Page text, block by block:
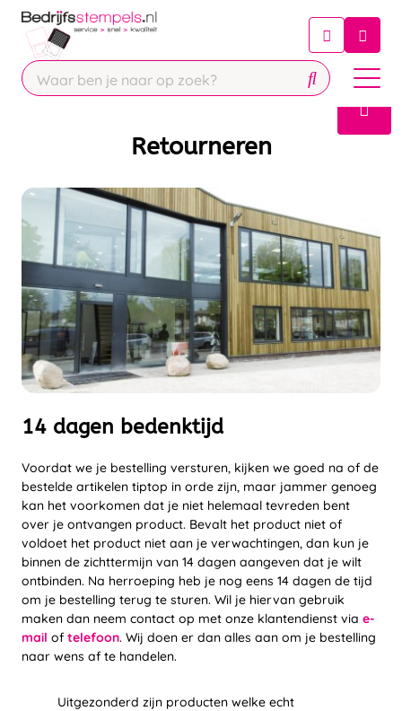
Chatbot
Chat 24/7 met onze chatbot voor
hulp
Contact
Retourneren
14 dagen bedenktijd
Voordat we je bestelling versturen, kijken we goed na of de
bestelde artikelen tiptop in orde zijn, maar jammer genoeg
kan het voorkomen dat je niet helemaal tevreden bent
over je ontvangen product. Bevalt het product niet of
voldoet het product niet aan je verwachtingen, dan kun je
binnen de zichttermijn van 14 dagen aangeven dat je wilt
ontbinden. Na herroeping heb je nog eens 14 dagen de tijd
om je bestelling terug te sturen. Wil je hiervan gebruik
maken dan neem contact op met onze klantendienst via e-
mail of telefoon. Wij doen er dan alles aan om je bestelling
naar wens af te handelen.
Uitgezonderd zijn producten welke echt